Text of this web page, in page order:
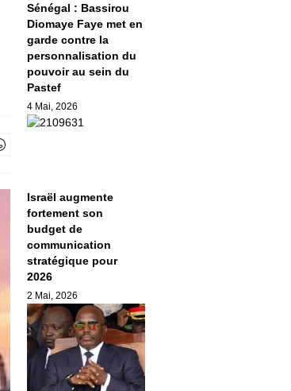
Sénégal : Bassirou
Diomaye Faye met en
garde contre la
personnalisation du
pouvoir au sein du
Pastef
4 Mai, 2026
Israël augmente
fortement son
budget de
communication
stratégique pour
2026
2 Mai, 2026